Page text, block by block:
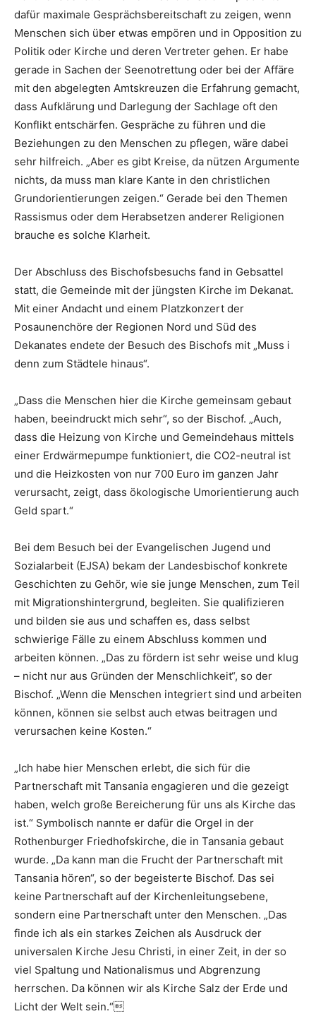
dafür maximale Gesprächsbereitschaft zu zeigen, wenn
Menschen sich über etwas empören und in Opposition zu
Politik oder Kirche und deren Vertreter gehen. Er habe
gerade in Sachen der Seenotrettung oder bei der Affäre
mit den abgelegten Amtskreuzen die Erfahrung gemacht,
dass Aufklärung und Darlegung der Sachlage oft den
Konflikt entschärfen. Gespräche zu führen und die
Beziehungen zu den Menschen zu pflegen, wäre dabei
sehr hilfreich. „Aber es gibt Kreise, da nützen Argumente
nichts, da muss man klare Kante in den christlichen
Grundorientierungen zeigen.“ Gerade bei den Themen
Rassismus oder dem Herabsetzen anderer Religionen
brauche es solche Klarheit.
Der Abschluss des Bischofsbesuchs fand in Gebsattel
statt, die Gemeinde mit der jüngsten Kirche im Dekanat.
Mit einer Andacht und einem Platzkonzert der
Posaunenchöre der Regionen Nord und Süd des
Dekanates endete der Besuch des Bischofs mit „Muss i
denn zum Städtele hinaus“.
„Dass die Menschen hier die Kirche gemeinsam gebaut
haben, beeindruckt mich sehr“, so der Bischof. „Auch,
dass die Heizung von Kirche und Gemeindehaus mittels
einer Erdwärmepumpe funktioniert, die CO2-neutral ist
und die Heizkosten von nur 700 Euro im ganzen Jahr
verursacht, zeigt, dass ökologische Umorientierung auch
Geld spart.“
Bei dem Besuch bei der Evangelischen Jugend und
Sozialarbeit (EJSA) bekam der Landesbischof konkrete
Geschichten zu Gehör, wie sie junge Menschen, zum Teil
mit Migrationshintergrund, begleiten. Sie qualifizieren
und bilden sie aus und schaffen es, dass selbst
schwierige Fälle zu einem Abschluss kommen und
arbeiten können. „Das zu fördern ist sehr weise und klug
– nicht nur aus Gründen der Menschlichkeit“, so der
Bischof. „Wenn die Menschen integriert sind und arbeiten
können, können sie selbst auch etwas beitragen und
verursachen keine Kosten.“
„Ich habe hier Menschen erlebt, die sich für die
Partnerschaft mit Tansania engagieren und die gezeigt
haben, welch große Bereicherung für uns als Kirche das
ist.“ Symbolisch nannte er dafür die Orgel in der
Rothenburger Friedhofskirche, die in Tansania gebaut
wurde. „Da kann man die Frucht der Partnerschaft mit
Tansania hören“, so der begeisterte Bischof. Das sei
keine Partnerschaft auf der Kirchenleitungsebene,
sondern eine Partnerschaft unter den Menschen. „Das
finde ich als ein starkes Zeichen als Ausdruck der
universalen Kirche Jesu Christi, in einer Zeit, in der so
viel Spaltung und Nationalismus und Abgrenzung
herrschen. Da können wir als Kirche Salz der Erde und
Licht der Welt sein.“